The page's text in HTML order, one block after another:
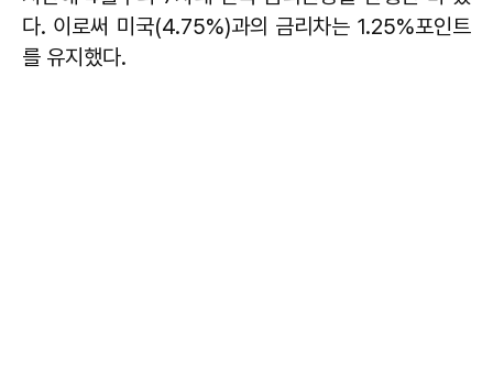
다. 이로써 미국(4.75%)과의 금리차는 1.25%포인트
를 유지했다.